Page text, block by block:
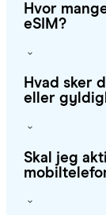
Hvor
eSIM?
Hvad sker
eller
Skal jeg